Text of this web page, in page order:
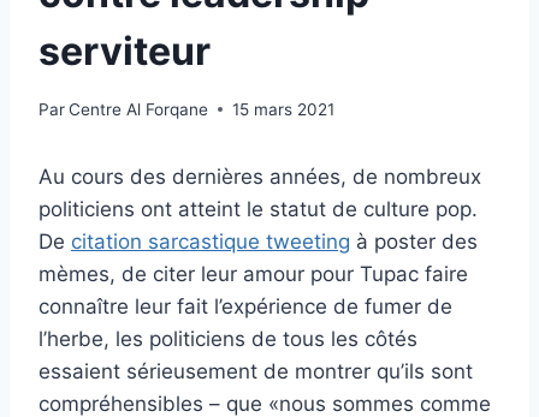
serviteur
ParCentre Al Forqane 15 mars 2021
Au cours des dernières années, de nombreux
politiciens ont atteint le statut de culture pop.
De citation sarcastique tweeting à poster des
mèmes, de citer leur amour pour Tupac faire
connaître leur fait l’expérience de fumer de
l’herbe, les politiciens de tous les côtés
essaient sérieusement de montrer qu’ils sont
compréhensibles – que «nous sommes comme